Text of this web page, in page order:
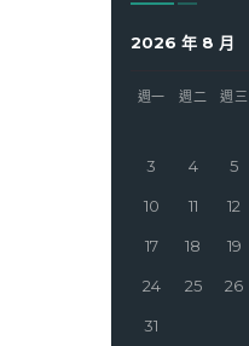
2026 年 8 月
週一 週二 週三
3 4 5
10 11 12
17 18 19
24 25 26
31